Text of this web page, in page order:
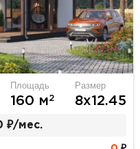
Площадь
160 м2
Размер
8х12.45
₽/мес.